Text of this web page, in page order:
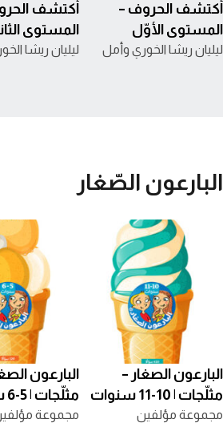
أكتشف الحروف –
المستوى الأوّل
ليليان ريشا الخوري وأمل
أكتشف
المستوى
ليليان ريشا
البارعون الصّغار
البارعون الصغار –
مثلّجات | 10-11 سنوات
مجموعة مؤلفين
البارعون
مثلّجات | 5-6 سنوات
مجموعة